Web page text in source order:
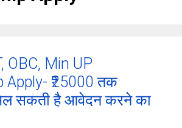
OBC, Min UP
Apply- ₹25000 तक
सकती है आवेदन करने का